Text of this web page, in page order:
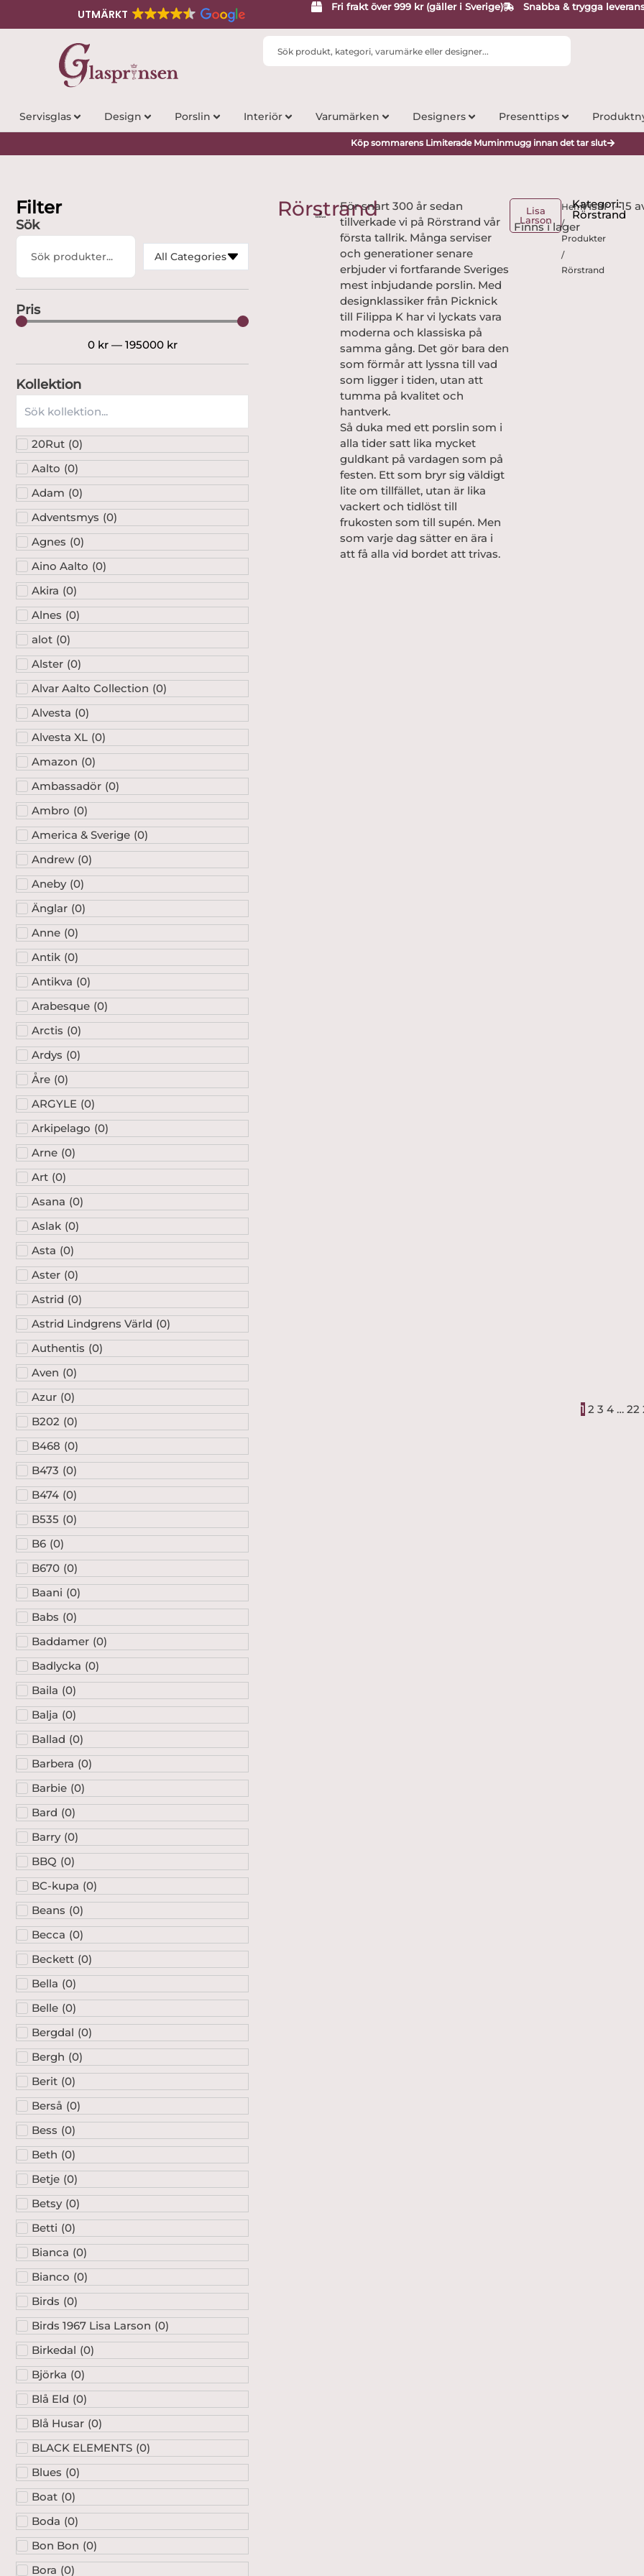
UTMÄRKT
Fri frakt över 999 kr (gäller i Sverige) Snabba & trygga
Search
Servisglas Design Porslin Interiör Varumärken Designers Presenttips
Köp sommarens Limiterade Muminmugg innan det tar slut
Filter
Sök
Search
All Categories
Pris
0 kr— 195000 kr
Kollektion
20Rut (0)
Aalto (0)
Adam (0)
Adventsmys (0)
Agnes (0)
Aino Aalto (0)
Akira (0)
Alnes (0)
alot (0)
Alster (0)
Alvar Aalto Collection (0)
Alvesta (0)
Alvesta XL (0)
Amazon (0)
Ambassadör (0)
Ambro (0)
America & Sverige (0)
Andrew (0)
Aneby (0)
Änglar (0)
Anne (0)
Antik (0)
Antikva (0)
Arabesque (0)
Arctis (0)
Ardys (0)
Åre (0)
ARGYLE (0)
Arkipelago (0)
Arne (0)
Art (0)
Asana (0)
Aslak (0)
Asta (0)
Aster (0)
Astrid (0)
Astrid Lindgrens Värld (0)
Authentis (0)
Aven (0)
Azur (0)
B202 (0)
B468 (0)
B473 (0)
B474 (0)
B535 (0)
B6 (0)
B670 (0)
Baani (0)
Babs (0)
Baddamer (0)
Badlycka (0)
Baila (0)
Balja (0)
Ballad (0)
Barbera (0)
Barbie (0)
Bard (0)
Barry (0)
BBQ (0)
BC-kupa (0)
Beans (0)
Becca (0)
Beckett (0)
Bella (0)
Belle (0)
Bergdal (0)
Bergh (0)
Berit (0)
Berså (0)
Bess (0)
Beth (0)
Betje (0)
Betsy (0)
Betti (0)
Bianca (0)
Bianco (0)
Birds (0)
Birds 1967 Lisa Larson (0)
Birkedal (0)
Björka (0)
Blå Eld (0)
Blå Husar (0)
BLACK ELEMENTS (0)
Blues (0)
Boat (0)
Boda (0)
Bon Bon (0)
Bora (0)
RörstrandFör snart 300 år sedan
tillverkade vi på Rörstrand vår
första tallrik. Många serviser
och generationer senare
erbjuder vi fortfarande Sveriges
mest inbjudande porslin. Med
designklassiker från Picknick
till Filippa K har vi lyckats vara
moderna och klassiska på
samma gång. Det gör bara den
som förmår att lyssna till vad
som ligger i tiden, utan att
tumma på kvalitet och
hantverk.
Så duka med ett porslin som i
alla tider satt lika mycket
guldkant på vardagen som på
festen. Ett som bryr sig väldigt
lite om tillfället, utan är lika
vackert och tidlöst till
frukosten som till supén. Men
som varje dag sätter en ära i
att få alla vid bordet att trivas.
Lisa
Larson
Hem
/
Produkter
/
Rörstrand
Kategori:
Rörstrand
Visar 1–15
1 2 3 4 … 22